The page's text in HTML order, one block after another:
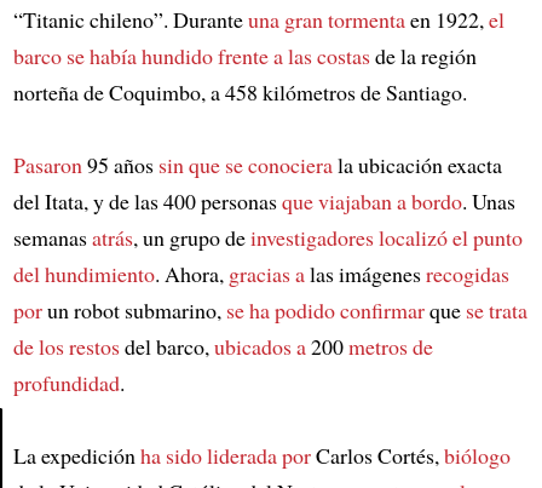
“Titanic chileno”. Duranteuna gran tormentaen 1922,el
barco se había hundidofrente a las costasde la región
norteña de Coquimbo, a 458 kilómetros de Santiago.
Pasaron95 años sin que se conocierala ubicación exacta
del Itata, y de las 400 personasque viajaban a bordo. Unas
semanasatrás, un grupo deinvestigadores localizóel punto
del hundimiento. Ahora, gracias alas imágenesrecogidas
porun robot submarino, se ha podido confirmarque se trata
de los restosdel barco,ubicados a200metros de
profundidad.
La expediciónha sido liderada porCarlos Cortés,biólogo